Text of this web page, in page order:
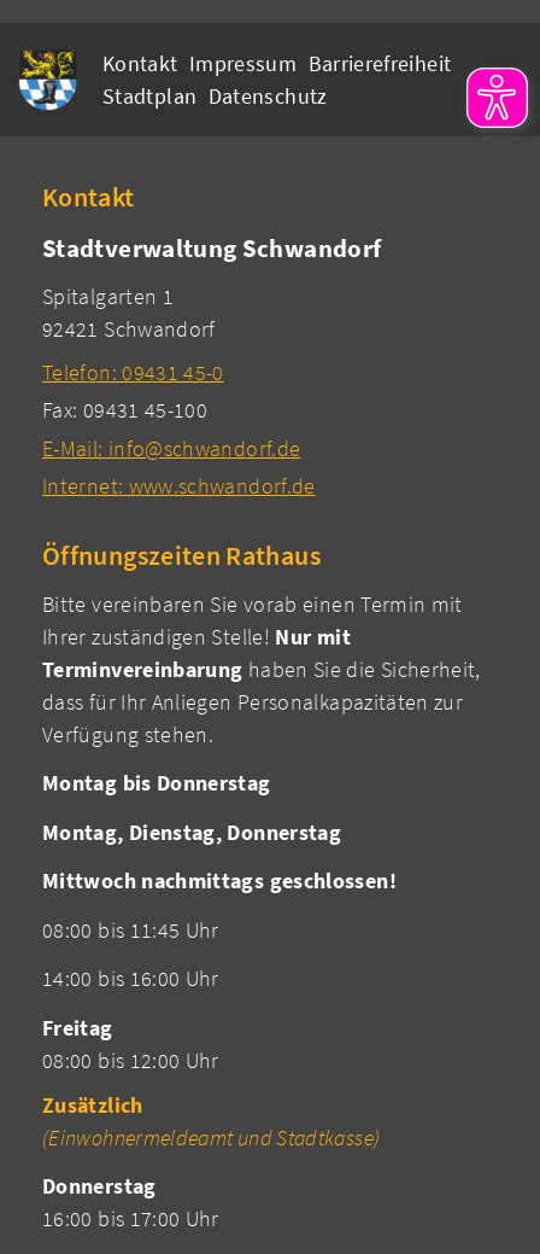
Kontakt Impressum Barrierefreiheit
Stadtplan Datenschutz
Kontakt
Stadtverwaltung Schwandorf
Spitalgarten 1
92421 Schwandorf
Telefon: 09431 45-0
Fax: 09431 45-100
E-Mail: info@schwandorf.de
Internet: www.schwandorf.de
Öffnungszeiten Rathaus
Bitte vereinbaren Sie vorab einen Termin mit
Ihrer zuständigen Stelle! Nur mit
Terminvereinbarung haben Sie die Sicherheit,
dass für Ihr Anliegen Personalkapazitäten zur
Verfügung stehen.
Montag bis Donnerstag
Montag, Dienstag, Donnerstag
Mittwoch nachmittags geschlossen!
08:00 bis 11:45 Uhr
14:00 bis 16:00 Uhr
Freitag
08:00 bis 12:00 Uhr
Zusätzlich
(Einwohnermeldeamt und Stadtkasse)
Donnerstag
16:00 bis 17:00 Uhr